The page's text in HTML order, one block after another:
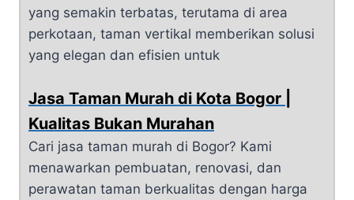
yang semakin terbatas, terutama di area
perkotaan, taman vertikal memberikan solusi
yang elegan dan efisien untuk
Jasa Taman Murah di Kota Bogor |
Kualitas Bukan Murahan
Cari jasa taman murah di Bogor? Kami
menawarkan pembuatan, renovasi, dan
perawatan taman berkualitas dengan harga